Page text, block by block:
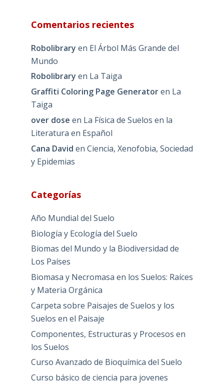
Comentarios recientes
Robolibrary en El Árbol Más Grande del
Mundo
Robolibrary en La Taiga
Graffiti Coloring Page Generatoren La
Taiga
over dose en La Física de Suelos en la
Literatura en Español
Cana David en Ciencia, Xenofobia, Sociedad
y Epidemias
Categorías
Año Mundial del Suelo
Biología y Ecología del Suelo
Biomas del Mundo y la Biodiversidad de
Los Países
Biomasa y Necromasa en los Suelos: Raíces
y Materia Orgánica
Carpeta sobre Paisajes de Suelos y los
Suelos en el Paisaje
Componentes, Estructuras y Procesos en
los Suelos
Curso Avanzado de Bioquímica del Suelo
Curso básico de ciencia para jovenes